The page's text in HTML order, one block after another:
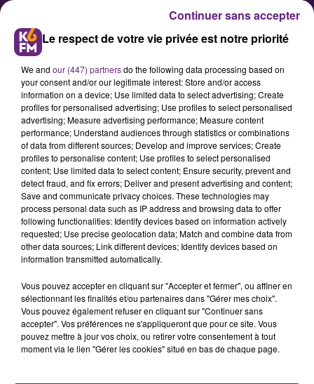
Trophées UNFP : les Dijonnais
Dall'Oglio et Reynet
récompensés
Le coach du Dijon Football Côte-
d'Or Olivier Dall'Oglio et le gardien
n°1 de l'équipe Baptiste Reynet ont
entraîneur et meilleur gardien de
Ligue 2 par leurs pairs ce dimanche
Le respect de votre vie privée est notre priorité
We and our (447) partnersdo the following data processing based on
your consent and/or our legitimate interest: Store and/or access
information on a device; Use limited data to select advertising; Create
profiles for personalised advertising; Use profiles to select personalised
advertising; Measure advertising performance; Measure content
performance; Understand audiences through statistics or combinations
of data from different sources; Develop and improve services; Create
profiles to personalise content; Use profiles to select personalised
content; Use limited data to select content; Ensure security, prevent and
detect fraud, and fix errors; Deliver and present advertising and content;
Save and communicate privacy choices. These technologies may
process personal data such as IP address and browsing data to offer
following functionalities: Identify devices based on information actively
requested; Use precise geolocation data; Match and combine data from
other data sources; Link different devices; Identify devices based on
information transmitted automatically.
Vous pouvez accepter en cliquant sur "Accepter et fermer", ou affiner en
sélectionnant les finalités et/ou partenaires dans "Gérer mes choix".
Vous pouvez également refuser en cliquant sur "Continuer sans
accepter". Vos préférences ne s'appliqueront que pour ce site. Vous
pouvez mettre à jour vos choix, ou retirer votre consentement à tout
moment via le lien "Gérer les cookies" situé en bas de chaque page.
Continuer sans accepter